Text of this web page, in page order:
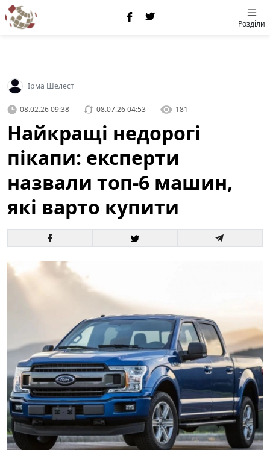
Розділи
Ірма Шелест
08.02.26 09:38 08.07.26 04:53 181
Найкращі недорогі
пікапи: експерти
назвали топ-6 машин,
які варто купити